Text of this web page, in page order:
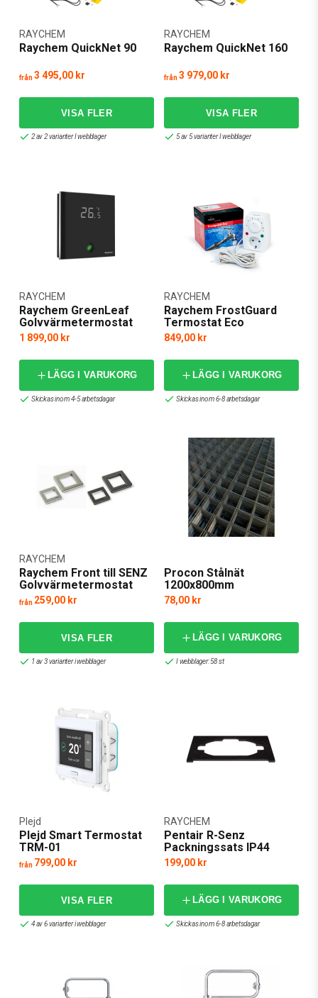
Raychem QuickNet 90
RAYCHEM
från3 495,00 kr
2 av 2 varianter I webblager
Raychem QuickNet 160
RAYCHEM
från3 979,00 kr
5 av 5 varianter I webblager
Raychem GreenLeaf
Golvvärmetermostat
RAYCHEM
1 899,00 kr
LÄGG I VARUKORG
Skickas inom 4-5 arbetsdagar
Raychem FrostGuard
Termostat Eco
RAYCHEM
849,00 kr
LÄGG I VARUKORG
Skickas inom 6-8 arbetsdagar
Raychem Front till SENZ
Golvvärmetermostat
RAYCHEM
från 259,00 kr
1 av 3 varianter i webblager
Procon Stålnät
1200x800mm
78,00 kr
LÄGG I VARUKORG
I webblager: 58 st
Plejd Smart Termostat
TRM-01
Plejd
från 799,00 kr
4 av 6 varianter i webblager
Pentair R-Senz
Packningssats IP44
RAYCHEM
199,00 kr
LÄGG I VARUKORG
Skickas inom 6-8 arbetsdagar